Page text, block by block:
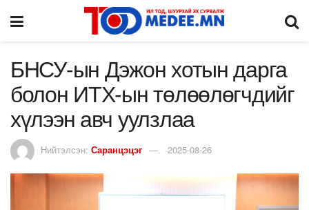
БНСУ-ын Дэжон хотын дарга
болон ИТХ-ын төлөөлөгчдийг
хүлээн авч уулзлаа
Нийтэлсэн: Саранцэцэг 2025-08-26